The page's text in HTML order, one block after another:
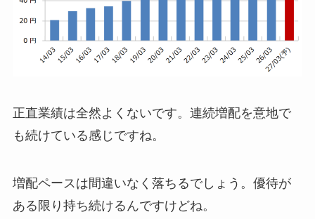
正直業績は全然よくないです。連続増配を意地で
も続けている感じですね。
増配ペースは間違いなく落ちるでしょう。優待が
ある限り持ち続けるんですけどね。